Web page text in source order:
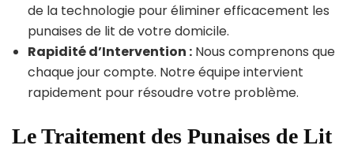
de la technologie pour éliminer efficacement les
punaises de lit de votre domicile.
Rapidité d’Intervention : Nous comprenons que
chaque jour compte. Notre équipe intervient
rapidement pour résoudre votre problème.
Le Traitement des Punaises de Lit